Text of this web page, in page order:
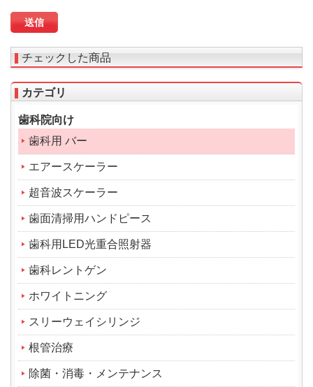
チェックした商品
カテゴリ
歯科院向け
歯科用 バー
エアースケーラー
超音波スケーラー
歯面清掃用ハンドピース
歯科用LED光重合照射器
歯科レントゲン
ホワイトニング
スリーウェイシリンジ
根管治療
除菌・消毒・メンテナンス